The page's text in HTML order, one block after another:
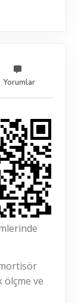
Yorumlar
ölçme ve